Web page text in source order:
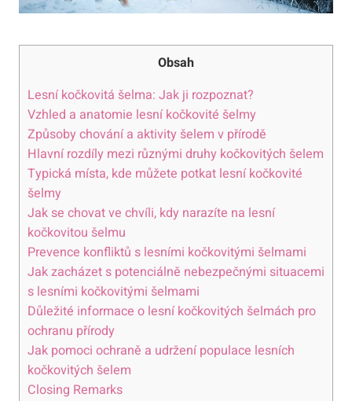
Obsah
Lesní kočkovitá šelma: Jak ji rozpoznat?
Vzhled a anatomie lesní kočkovité šelmy
Způsoby chování a aktivity šelem v přírodě
Hlavní rozdíly mezi různými druhy kočkovitých šelem
Typická místa, kde můžete potkat lesní kočkovité
šelmy
Jak se chovat ve chvíli, kdy narazíte na lesní
kočkovitou šelmu
Prevence konfliktů s lesními kočkovitými šelmami
Jak zacházet s potenciálně nebezpečnými situacemi
s lesními kočkovitými šelmami
Důležité informace o lesní kočkovitých šelmách pro
ochranu přírody
Jak pomoci ochraně a udržení populace lesních
kočkovitých šelem
Closing Remarks